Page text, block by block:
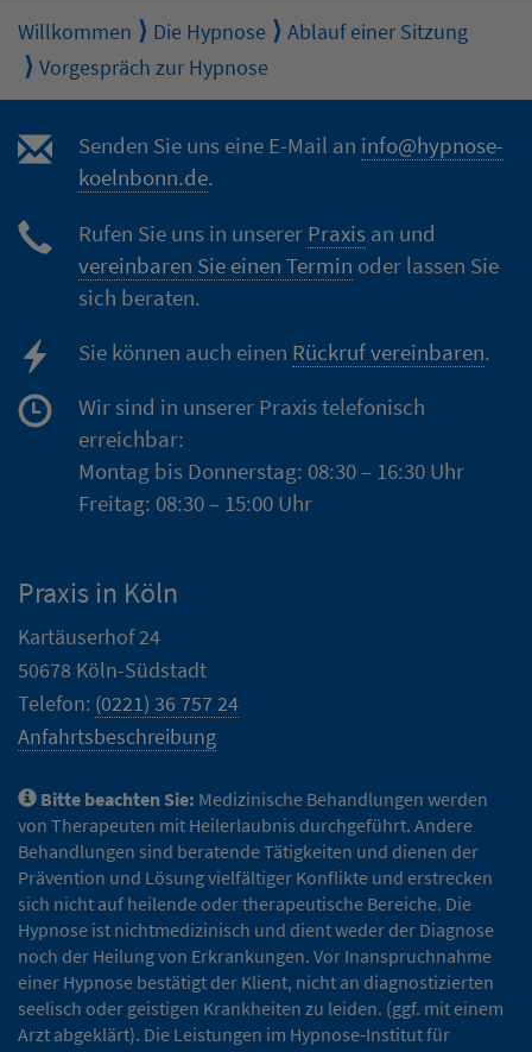
Willkommen Die Hypnose
Ablauf einer Sitzung
Vorgespräch zur Hypnose
Senden Sie uns eine E-Mail an info@hypnose-
koelnbonn.de.
Rufen Sie uns in unserer Praxis an und
vereinbaren Sie einen Termin oder lassen Sie
sich beraten.
Sie können auch einen Rückruf vereinbaren.
Wir sind in unserer Praxis telefonisch
erreichbar:
Montag bis Donnerstag: 08:30 – 16:30 Uhr
Freitag: 08:30 – 15:00 Uhr
Praxis in Köln
Kartäuserhof 24
50678 Köln-Südstadt
Telefon: (0221) 36 757 24
Anfahrtsbeschreibung
Bitte beachten Sie: Medizinische Behandlungen werden
von Therapeuten mit Heilerlaubnis durchgeführt. Andere
Behandlungen sind beratende Tätigkeiten und dienen der
Prävention und Lösung vielfältiger Konflikte und erstrecken
sich nicht auf heilende oder therapeutische Bereiche. Die
Hypnose ist nichtmedizinisch und dient weder der Diagnose
noch der Heilung von Erkrankungen. Vor Inanspruchnahme
einer Hypnose bestätigt der Klient, nicht an diagnostizierten
seelisch oder geistigen Krankheiten zu leiden. (ggf. mit einem
Arzt abgeklärt). Die Leistungen im Hypnose-Institut für